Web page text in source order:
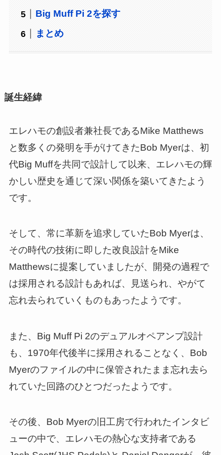
Big Muff Pi 2を探す
まとめ
誕生経緯
エレハモの創設者兼社長であるMike Matthews
と数多くの発明を手がけてきたBob Myerは、初
代Big Muffを共同で設計して以来、エレハモの輝
かしい歴史を通じて深い関係を築いてきたよう
です。
そして、常に革新を追求していたBob Myerは、
その時代の技術に即した改良設計をMike
Matthewsに提案していましたが、開発の過程で
は採用される設計もあれば、見送られ、やがて
忘れ去られていくものもあったようです。
また、Big Muff Pi 2のデュアルオペアンプ設計
も、1970年代後半に採用されることなく、Bob
Myerのファイルの中に保管されたまま忘れ去ら
れていた回路のひとつだったようです。
その後、Bob Myerの旧工房で行われたインタビ
ューの中で、エレハモの熱心な支持者である